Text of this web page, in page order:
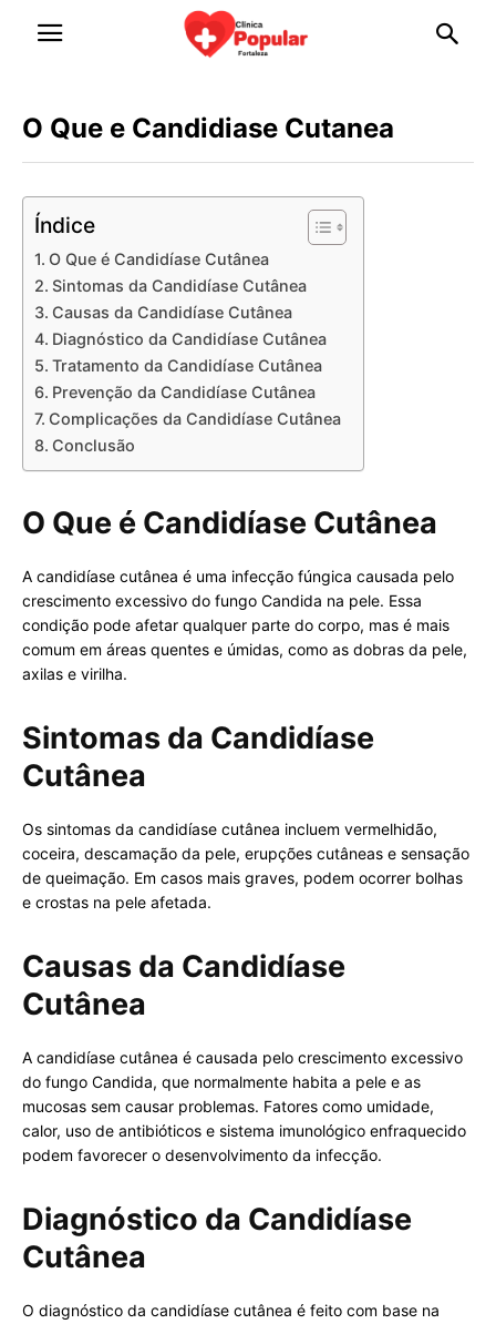
O Que e Candidiase Cutanea
Índice
O Que é Candidíase Cutânea
Sintomas da Candidíase Cutânea
Causas da Candidíase Cutânea
Diagnóstico da Candidíase Cutânea
Tratamento da Candidíase Cutânea
Prevenção da Candidíase Cutânea
Complicações da Candidíase Cutânea
Conclusão
O Que é Candidíase Cutânea
A candidíase cutânea é uma infecção fúngica causada pelo
crescimento excessivo do fungo Candida na pele. Essa
condição pode afetar qualquer parte do corpo, mas é mais
comum em áreas quentes e úmidas, como as dobras da pele,
axilas e virilha.
Sintomas da Candidíase
Cutânea
Os sintomas da candidíase cutânea incluem vermelhidão,
coceira, descamação da pele, erupções cutâneas e sensação
de queimação. Em casos mais graves, podem ocorrer bolhas
e crostas na pele afetada.
Causas da Candidíase
Cutânea
A candidíase cutânea é causada pelo crescimento excessivo
do fungo Candida, que normalmente habita a pele e as
mucosas sem causar problemas. Fatores como umidade,
calor, uso de antibióticos e sistema imunológico enfraquecido
podem favorecer o desenvolvimento da infecção.
Diagnóstico da Candidíase
Cutânea
O diagnóstico da candidíase cutânea é feito com base na